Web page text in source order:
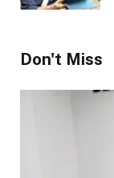
Don't Miss